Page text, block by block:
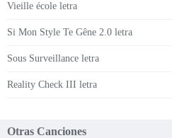
Vieille école letra
Si Mon Style Te Gêne 2.0 letra
Sous Surveillance letra
Reality Check III letra
Otras Canciones